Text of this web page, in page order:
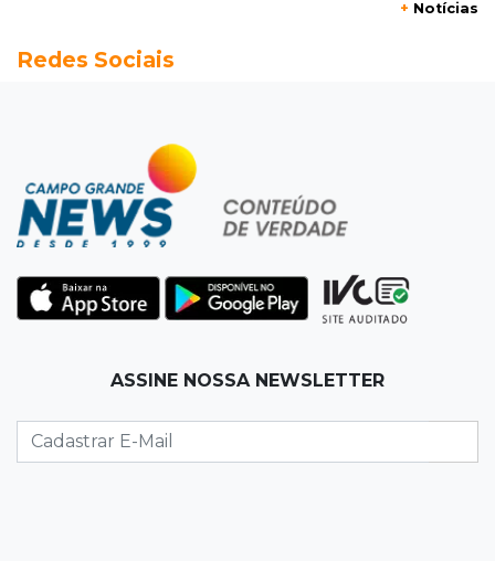
Seleções em MS têm salários de até R$ 8,2 mil;
Jardim Itatiaia
Vigia é amarrado durante roubo de carro e
dois caminhões em pátio
Corinthians vence Bragantino por 2 a 0 e sobe
para 7º no Brasileirão
Na Vila Belmiro
lugar no Brasileirão
+ Notícias
Redes Sociais
ASSINE NOSSA NEWSLETTER